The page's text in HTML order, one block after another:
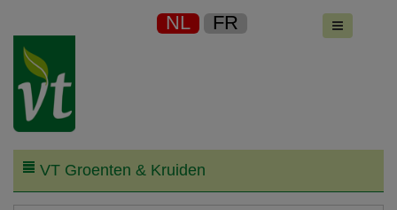
NL FR
VT Groenten & Kruiden